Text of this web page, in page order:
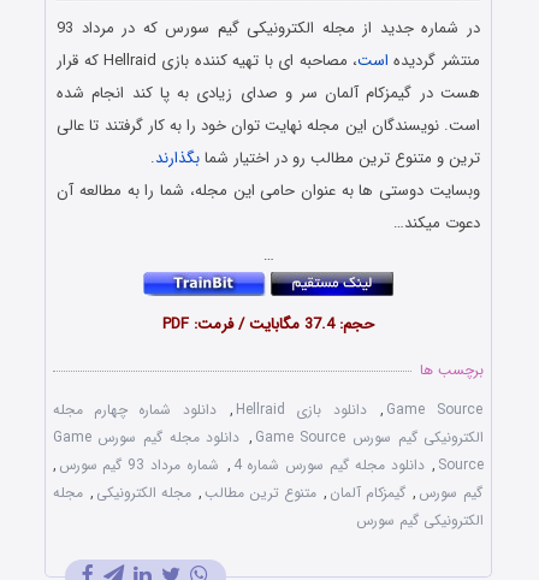
در شماره جدید از مجله الکترونیکی گیم سورس که در مرداد 93
منتشر گردیده است
، مصاحبه ای با تهیه کننده بازی Hellraid که قرار
هست در گیمزکام آلمان سر و صدای زیادی به پا کند انجام شده
است. نویسندگان این مجله نهایت توان خود را به کار گرفتند تا عالی
ترین و متنوع ترین مطالب رو در اختیار شمابگذارند.
وبسایت دوستی ها به عنوان حامی این مجله، شما را به مطالعه آن
دعوت میکند…
…
حجم: 37.4 مگابایت / فرمت: PDF
برچسب ها
Game Source
, دانلود بازی Hellraid , دانلود شماره چهارم مجله
الکترونیکی گیم سورس Game Source
,
دانلود مجله گیم سورس Game
Source
, دانلود مجله گیم سورس شماره 4 , شماره مرداد 93 گیم سورس
,
گیم سورس , گیمزکام آلمان , متنوع ترین مطالب, مجله الکترونیکی , مجله
الکترونیکی گیم سورس